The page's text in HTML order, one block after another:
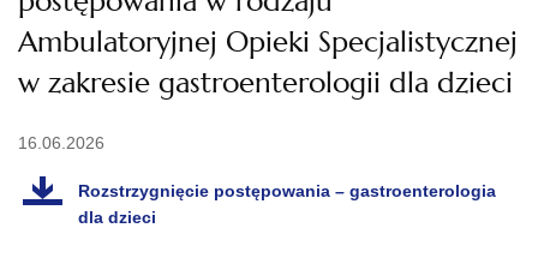
Ambulatoryjnej Opieki Specjalistycznej
w zakresie gastroenterologii dla dzieci
16.06.2026
Rozstrzygnięcie postępowania – gastroenterologia
dla dzieci